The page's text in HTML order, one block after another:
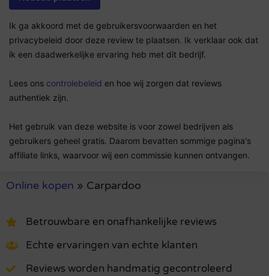
Ik ga akkoord met de gebruikersvoorwaarden en het
privacybeleid door deze review te plaatsen. Ik verklaar ook dat
ik een daadwerkelijke ervaring heb met dit bedrijf.
Lees ons controlebeleid en hoe wij zorgen dat reviews
authentiek zijn.
Het gebruik van deze website is voor zowel bedrijven als
gebruikers geheel gratis. Daarom bevatten sommige pagina's
affiliate links, waarvoor wij een commissie kunnen ontvangen.
Online kopen » Carpardoo
Betrouwbare en onafhankelijke reviews
Echte ervaringen van echte klanten
Reviews worden handmatig gecontroleerd